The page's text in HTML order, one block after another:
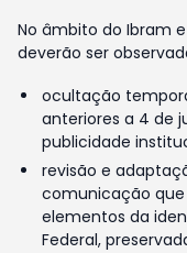
No âmbito do Ibram
deverão ser
ocultação
anteriores a 4 de
publicidade
revisão e
comunicação
elementos da
Federal,